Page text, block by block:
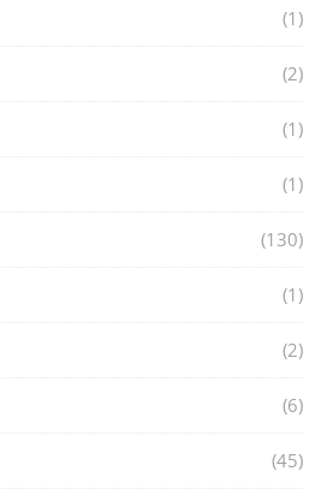
(1)
(2)
(1)
(1)
(130)
(1)
(2)
(6)
(45)